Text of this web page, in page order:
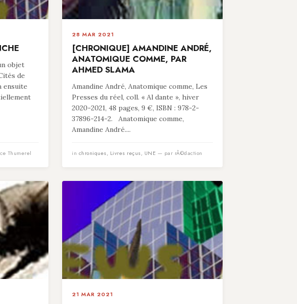
objet
de
ensuite
Thumerel
28 MAR 2021
[CHRONIQUE] AMANDINE ANDRÉ,
ANATOMIQUE COMME, PAR
AHMED SLAMA
Amandine André, Anatomique comme, Les
Presses du réel, coll. « Al dante », hiver
2020-2021, 48 pages, 9 €, ISBN : 978-2-
37896-214-2. Anatomique comme,
Amandine André....
in chroniques, Livres reçus, UNE — par rÃ©daction
21 MAR 2021